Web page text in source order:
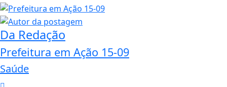
Da Redação
Prefeitura em Ação 15-09
Saúde